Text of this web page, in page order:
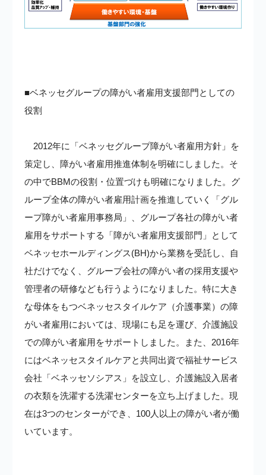
■ベネッセグループの障がい者雇用支援部門としての
役割
2012年に「ベネッセグループ障がい者雇用方針」を
策定し、障がい者雇用推進体制を明確にしました。そ
の中でBBMの役割・位置づけも明確になりました。グ
ループ全体の障がい者雇用計画を推進していく「グル
ープ障がい者雇用事務局」、グループ各社の障がい者
雇用をサポートする「障がい者雇用支援部門」として
ベネッセホールディングス(BH)から業務を受託し、自
社だけでなく、グループ会社の障がい者の採用支援や
管理者の研修なども行うようになりました。特に大き
な母体をもつベネッセスタイルケア（介護事業）の障
がい者雇用においては、現場にも足を運び、介護施設
での障がい者雇用をサポートしました。また、2016年
にはベネッセスタイルケアと共同出資で福祉サービス
会社「ベネッセソシアス」を設立し、介護施設入居者
の衣類を洗濯する洗濯センターを立ち上げました。現
在は3つのセンターができ、100人以上の障がい者が働
いています。